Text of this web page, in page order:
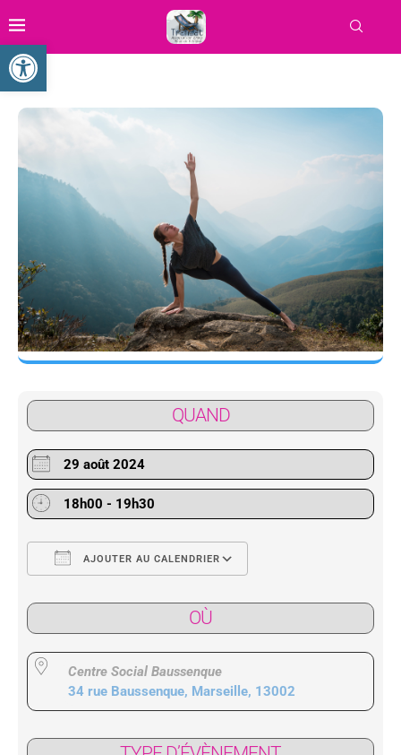
Ouvrir la barre d’outils
QUAND
29 août 2024
18h00 - 19h30
AJOUTER AU CALENDRIER
OÙ
Centre Social Baussenque
34 rue Baussenque, Marseille, 13002